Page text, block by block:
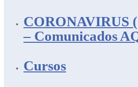
CORONAVIRUS
– Comunicados
Cursos